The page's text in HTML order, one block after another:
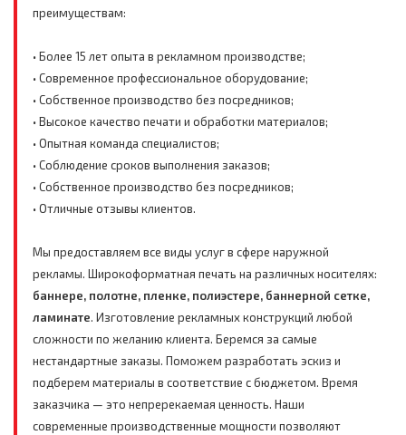
преимуществам:
• Более 15 лет опыта в рекламном производстве;
• Современное профессиональное оборудование;
• Собственное производство без посредников;
• Высокое качество печати и обработки материалов;
• Опытная команда специалистов;
• Соблюдение сроков выполнения заказов;
• Собственное производство без посредников;
• Отличные отзывы клиентов.
Мы предоставляем все виды услуг в сфере наружной
рекламы. Широкоформатная печать на различных носителях:
баннере, полотне, пленке, полиэстере, баннерной сетке,
ламинате. Изготовление рекламных конструкций любой
сложности по желанию клиента. Беремся за самые
нестандартные заказы. Поможем разработать эскиз и
подберем материалы в соответствие с бюджетом. Время
заказчика — это непререкаемая ценность. Наши
современные производственные мощности позволяют